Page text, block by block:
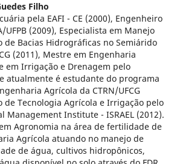
Filho
pela EAFI - CE (2000), Engenheiro
UFPB (2009), Especialista em Manejo
de Bacias Hidrográficas no Semiárido
(2011), Mestre em Engenharia
em Irrigação e Drenagem pelo
e atualmente é estudante do programa
Agrícola da CTRN/UFCG
de Tecnologia Agrícola e Irrigação pelo
Management Institute - ISRAEL (2012).
Agronomia na área de fertilidade de
Agrícola atuando no manejo de
de água, cultivos hidropônicos,